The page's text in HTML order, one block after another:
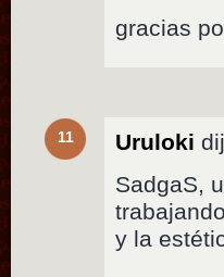
gracias
11 Uruloki
SadgaS,
y la